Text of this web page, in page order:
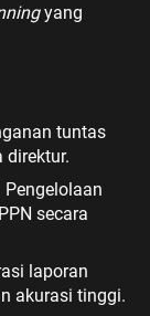
yang
tuntas
direktur.
Pengelolaan
secara
laporan
akurasi tinggi.